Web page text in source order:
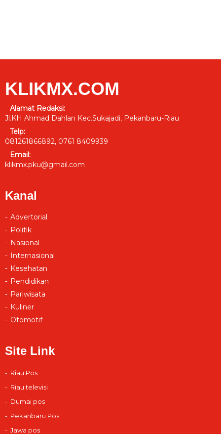
KLIKMX.COM
Alamat Redaksi:
Jl.KH Ahmad Dahlan Kec.Sukajadi, Pekanbaru-Riau
Telp:
081261866892, 0761 8409939
Email:
klikmx.pku@gmail.com
Kanal
Advertorial
Politik
Nasional
Internasional
Kesehatan
Pendidikan
Pariwisata
Kuliner
Otomotif
Site Link
Riau Pos
Riau televisi
Dumai pos
Pekanbaru Pos
Jawa pos